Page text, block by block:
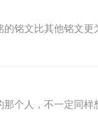
铭文比其他铭文更
个人，不一定同样